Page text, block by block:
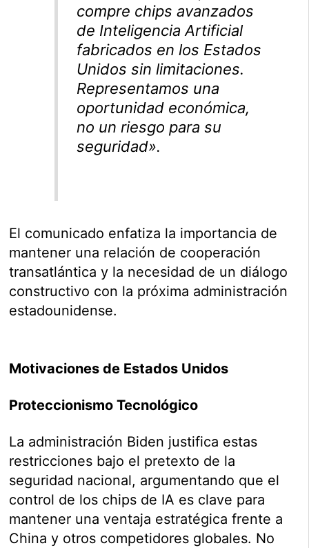
compre chips avanzados
de Inteligencia Artificial
fabricados en los Estados
Unidos sin limitaciones.
Representamos una
oportunidad económica,
no un riesgo para su
seguridad».
El comunicado enfatiza la importancia de
mantener una relación de cooperación
transatlántica y la necesidad de un diálogo
constructivo con la próxima administración
estadounidense.
Motivaciones de Estados Unidos
Proteccionismo Tecnológico
La administración Biden justifica estas
restricciones bajo el pretexto de la
seguridad nacional, argumentando que el
control de los chips de IA es clave para
mantener una ventaja estratégica frente a
China y otros competidores globales. No